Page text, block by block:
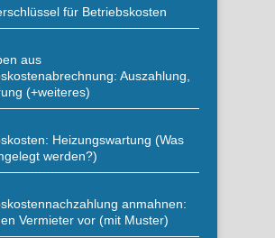
für Betriebskosten
aus
Auszahlung,
(+weiteres)
Heizungswartung (Was
werden?)
anmahnen:
Vermieter vor (mit Muster)